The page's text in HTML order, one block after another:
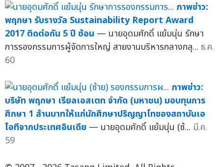
ภาพข่าว:
พฤกษา รับรางวัล Sustainability Report Award
2017 ติดต่อกัน 5 ปี ซ้อน — นายอุดมศักดิ์ แย้มนุ่น รักษา
การรองกรรมการผู้จัดการใหญ่ สายงานบริหารกลางกลุ... ธ.ค.
60
ภาพข่าว:
บริษัท พฤกษา เรียลเอสเตท จำกัด (มหาชน) มอบทุนการ
ศึกษา 1 ล้านบาทให้แก่นักศึกษาปริญญาโทของสถาบันเอ
ไอทีจากประเทศอินเดีย — นายอุดมศักดิ์ แย้มนุ่น (ซ้... มี.ค.
59